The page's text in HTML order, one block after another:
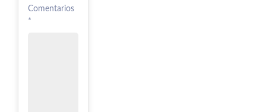
Comentarios
*